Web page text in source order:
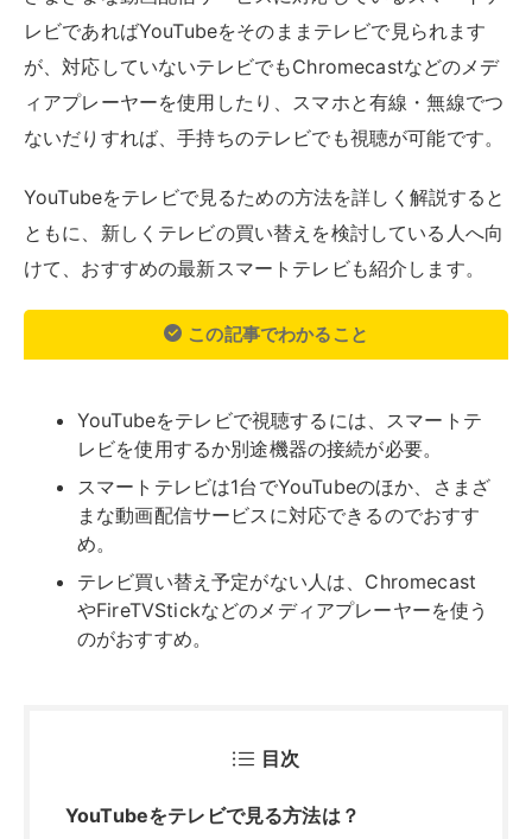
YouTubeをテレビで視聴するには、スマートテ
レビを使用するか別途機器の接続が必要。
スマートテレビは1台でYouTubeのほか、さまざ
め。
テレビ買い替え予定がない人は、Chromecast
やFireTVStickなどのメディアプレーヤーを使う
目次
Youtubeに対応しているスマートテレビで
視聴する
Fire TV Stickを使う
Chromecastを使う
Apple TVを使う
スマホをミラーリングする
YouTubeをテレビで見るときの推奨環境